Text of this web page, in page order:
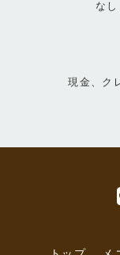
な
現金、ク